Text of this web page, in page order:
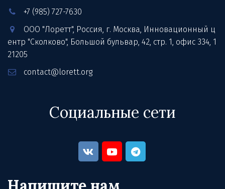
+7 (985) 727-7630
ООО "Лоретт", Россия, г. Москва, Инновационный ц
ентр "Сколково", Большой бульвар, 42, стр. 1, офис 334, 1
21205
contact@lorett.org
Социальные сети